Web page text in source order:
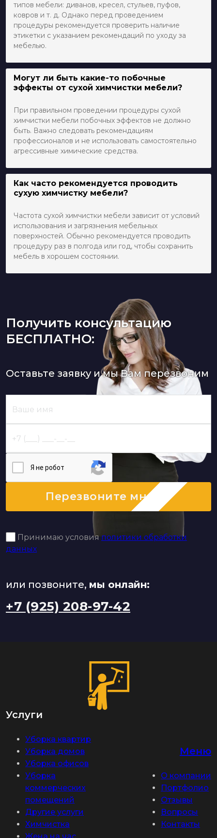
типов мебели: диванов, кресел, стульев, пуфов,
ковров и т. д. Однако перед проведением
процедуры рекомендуется проверить наличие
этикетки с указанием рекомендаций по уходу за
мебелью.
Могут ли быть какие-то побочные
эффекты от сухой химчистки мебели?
При правильном проведении процедуры сухой
химчистки мебели побочных эффектов не должно
быть. Важно следовать рекомендациям
профессионалов и не использовать самостоятельно
агрессивные химические средства.
Как часто рекомендуется проводить
сухую химчистку мебели?
Частота сухой химчистки мебели зависит от условий
использования и загрязнения мебельных
поверхностей. Обычно рекомендуется проводить
процедуру раз в полгода или год, чтобы сохранить
мебель в хорошем состоянии.
Получить консультацию
БЕСПЛАТНО:
Оставьте заявку и мы Вам перезвоним
Я нe poбoт
Перезвоните мне
Принимаю условия политики обработки
данных
или позвоните, мы онлайн:
+7 (925) 208-97-42
Услуги
Уборка квартир
Уборка домов
Уборка офисов
Уборка
коммерческих
помещений
Другие услуги
Химчистка
Меню
О компании
Портфолио
Отзывы
Вопросы
Контакты